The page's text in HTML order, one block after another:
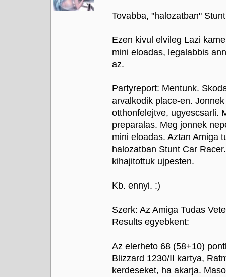
Tovabba, "halozatban"
Ezen kivul elvileg Lazi
mini eloadas, legalabbis
az.
Partyreport: Mentunk.
arvalkodik place-en.
otthonfelejtve, ugyescsarli.
preparalas. Meg jonnek
mini eloadas. Aztan Amiga
halozatban Stunt Car
kihajitottuk ujpesten.
Kb. ennyi. :)
Szerk: Az Amiga Tudas
Results egyebkent:
Az elerheto 68 (58+10)
Blizzard 1230/II kartya,
kerdeseket, ha akarja.